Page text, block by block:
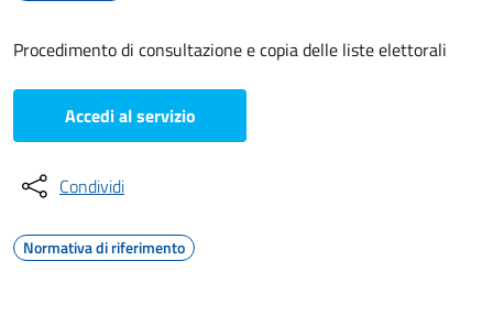
Procedimento di consultazione e copia delle liste elettorali
Accedi al servizio
Condividi
Normativa di riferimento